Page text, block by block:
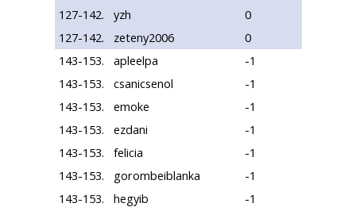
127-142.
yzh
0
127-142.
zeteny2006
0
143-153.
apleelpa
-1
143-153.
csanicsenol
-1
143-153.
emoke
-1
143-153.
ezdani
-1
143-153.
felicia
-1
143-153.
gorombeiblanka
-1
143-153.
hegyib
-1